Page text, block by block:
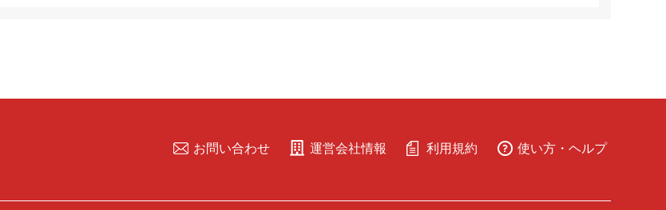
お問い合わせ 運営会社情報 利用規約 使い方・ヘルプ